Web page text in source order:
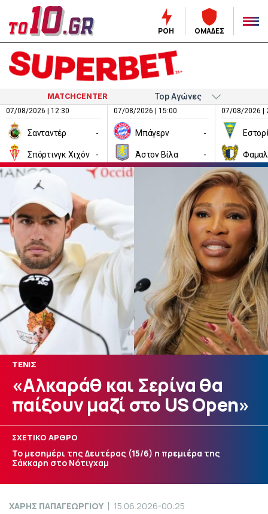
ΡΟΗ ΟΜΑΔΕΣ
MATCHCENTER
07/08/2026 | 12:30
Σανταντέρ -
Σπόρτινγκ Χιχόν -
07/08/2026 | 15:00
Μπάγερν -
Άστον Βίλα -
07/08/2026 |
ΤΕΝΙΣ
«Αλκαράθ και Σερίνα θα
παίξουν μαζί στο US Open»
ΣΧΕΤΙΚΟ ΑΡΘΡΟ
Το μεσημέρι της Δευτέρας (15/6) η πρεμιέρα της
Σάκκαρη στο Νότιγχαμ
ΧΑΡΗΣ ΠΑΠΑΓΕΩΡΓΙΟΥ 15.06.2026-00:25